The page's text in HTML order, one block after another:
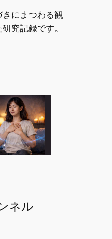
にまつわる観
究記録です。
ネル